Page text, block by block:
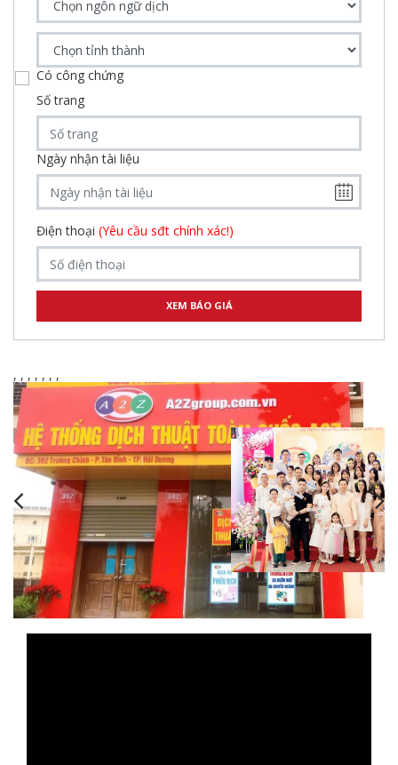
Có công chứng
Số trang
Ngày nhận tài liệu
Điện thoại (Yêu cầu sđt chính xác!)
, , , , , , ,